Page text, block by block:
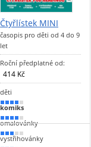
Čtyřlístek MINI
časopis pro děti od 4 do 9
let
Roční předplatné od:
414 Kč
děti
80 %
komiks
70 %
omalovánky
60 %
vystřihovánky